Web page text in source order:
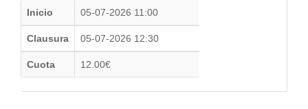
Inicio 05-07-2026 11:00
Clausura 05-07-2026 12:30
Cuota 12.00€